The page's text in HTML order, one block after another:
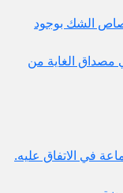
الشك بوجود
مصداق الغاية من
في الاتفاق عليه.